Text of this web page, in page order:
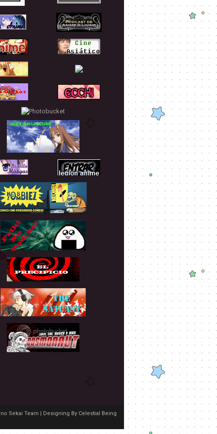
Sekai Team | Designing By Celestial Being